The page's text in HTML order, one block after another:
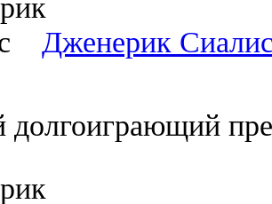
Дженерик